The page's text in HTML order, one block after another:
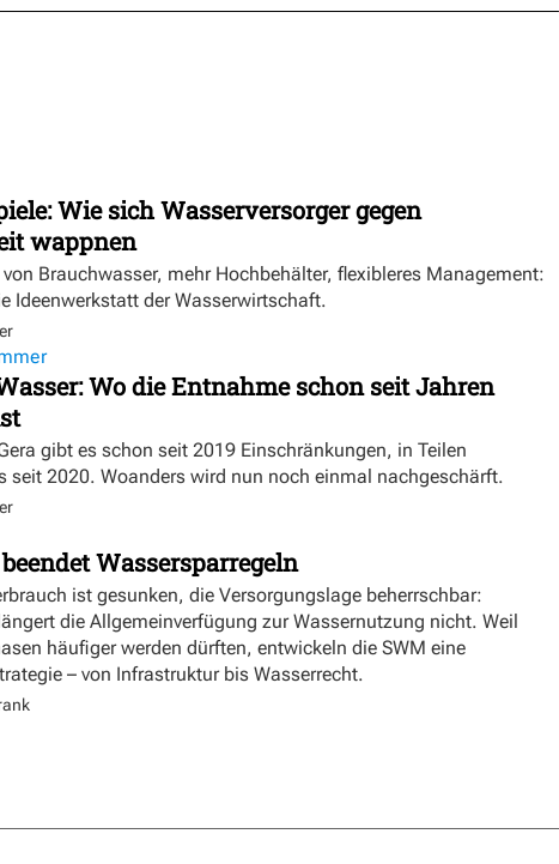
Wie sich Wasserversorger gegen
wappnen
Brauchwasser, mehr Hochbehälter, flexibleres Management:
Ideenwerkstatt der Wasserwirtschaft.
Wo die Entnahme schon seit Jahren
gibt es schon seit 2019 Einschränkungen, in Teilen
seit 2020. Woanders wird nun noch einmal nachgeschärft.
Wassersparregeln
ist gesunken, die Versorgungslage beherrschbar:
die Allgemeinverfügung zur Wassernutzung nicht. Weil
häufiger werden dürften, entwickeln die SWM eine
– von Infrastruktur bis Wasserrecht.